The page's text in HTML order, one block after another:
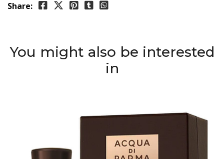
Share:
You might also be interested
in